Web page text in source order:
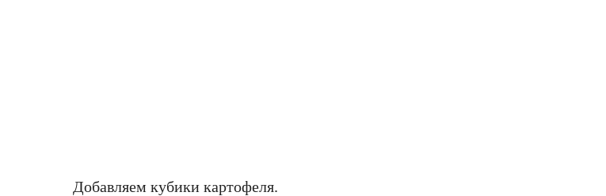
Добавляем кубики картофеля.